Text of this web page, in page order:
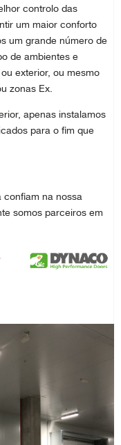
controlo das
um maior conforto
um grande número de
de ambientes e
exterior, ou mesmo
zonas Ex.
apenas instalamos
para o fim que
na nossa
somos parceiros em